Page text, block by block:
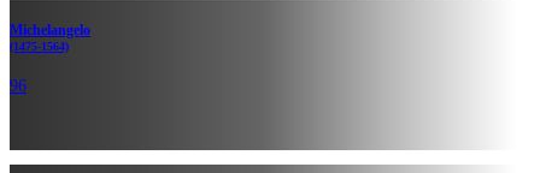
Michelan­gelo
(1475-1564)
96